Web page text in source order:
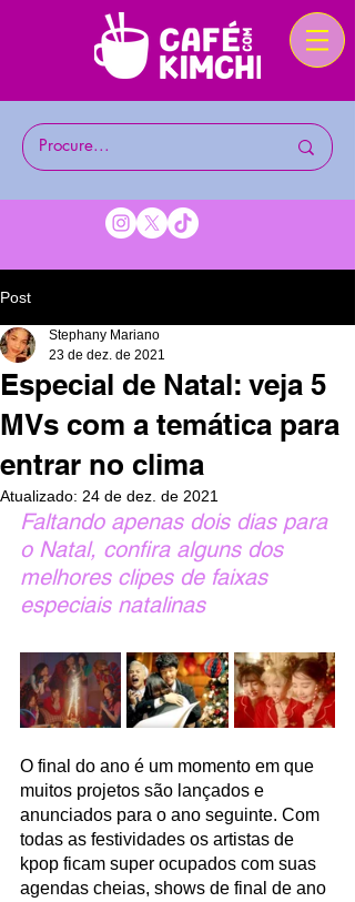
Post
Especial de Natal: veja 5
MVs com a temática para
entrar no clima
Stephany Mariano
23 de dez. de 2021
Atualizado: 24 de dez. de 2021
Faltando apenas dois dias para
o Natal, confira alguns dos
melhores clipes de faixas
especiais natalinas
O final do ano é um momento em que
muitos projetos são lançados e
anunciados para o ano seguinte. Com
todas as festividades os artistas de
kpop ficam super ocupados com suas
agendas cheias, shows de final de ano